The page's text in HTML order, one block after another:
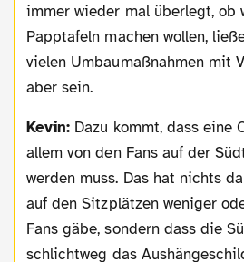
immer wieder mal überlegt, ob
Papptafeln machen wollen,
vielen Umbaumaßnahmen mit
aber sein.
Kevin: Dazu kommt, dass eine
allem von den Fans auf der
werden muss. Das hat nichts
auf den Sitzplätzen weniger
Fans gäbe, sondern dass die
schlichtweg das